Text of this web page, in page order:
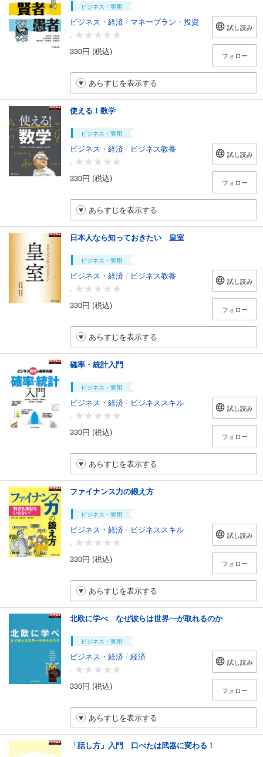
ビジネス・実用
ビジネス・経済 / マネープラン・投資
-
330円 (税込)
試し読み
フォロー
あらすじを表示する
使える！数学
ビジネス・実用
ビジネス・経済 / ビジネス教養
-
330円 (税込)
試し読み
フォロー
あらすじを表示する
日本人なら知っておきたい 皇室
ビジネス・実用
ビジネス・経済 / ビジネス教養
-
330円 (税込)
試し読み
フォロー
あらすじを表示する
確率・統計入門
ビジネス・実用
ビジネス・経済 / ビジネススキル
-
330円 (税込)
試し読み
フォロー
あらすじを表示する
ファイナンス力の鍛え方
ビジネス・実用
ビジネス・経済 / ビジネススキル
-
330円 (税込)
試し読み
フォロー
あらすじを表示する
北欧に学べ なぜ彼らは世界一が取れるのか
ビジネス・実用
ビジネス・経済 / 経済
-
330円 (税込)
試し読み
フォロー
あらすじを表示する
「話し方」入門 口べたは武器に変わる！